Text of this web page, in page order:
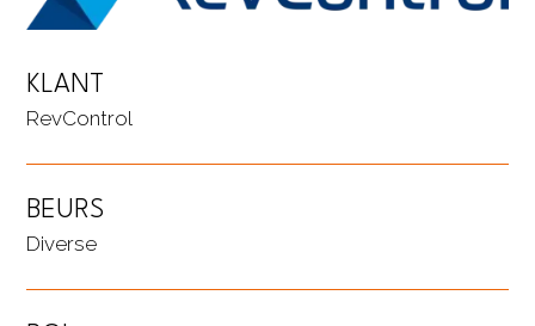
KLANT
RevControl
BEURS
Diverse